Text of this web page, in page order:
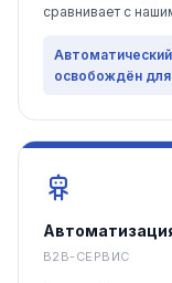
сравнивает с
освобождён
B2B-СЕРВИС